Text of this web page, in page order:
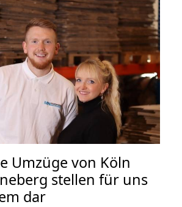
Umzüge von Köln
stellen für uns
dar